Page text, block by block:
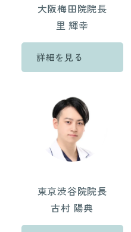
大阪梅田院院長
里 輝幸
詳細を見る
東京渋谷院院長
古村 陽典